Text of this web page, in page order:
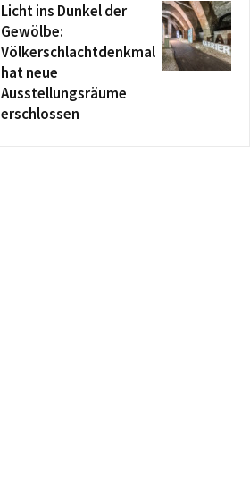
Licht ins Dunkel der
Gewölbe:
Völkerschlachtdenkmal
hat neue
Ausstellungsräume
erschlossen